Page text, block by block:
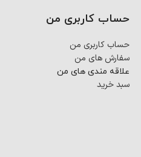
حساب کاربری من
حساب کاربری من
سفارش های من
علاقه مندی های من
سبد خرید